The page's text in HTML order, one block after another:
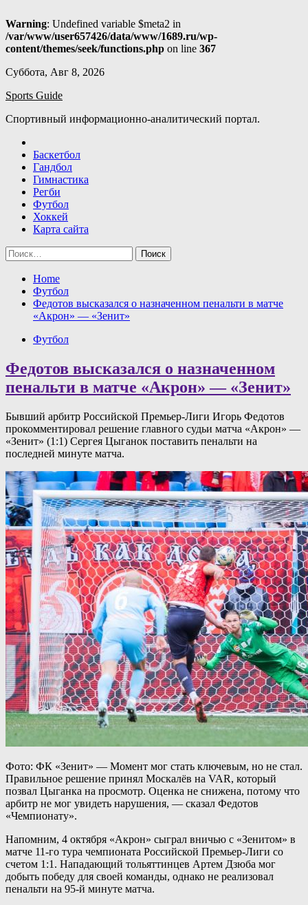
Warning: Undefined variable $meta2 in
/var/www/user657426/data/www/1689.ru/wp-
content/themes/seek/functions.php on line 367
Skip
content
Суббота, Авг 8, 2026
Sports Guide
Спортивный информационно-аналитический портал.
Баскетбол
Гандбол
Гимнастика
Регби
Футбол
Хоккей
Карта сайта
Найти:
Home
Футбол
Федотов высказался о назначенном пенальти в матче
«Акрон» — «Зенит»
Футбол
Федотов высказался о назначенном
пенальти в матче «Акрон» — «Зенит»
Бывший арбитр Российской Премьер-Лиги Игорь Федотов
прокомментировал решение главного судьи матча «Акрон» —
«Зенит» (1:1) Сергея Цыганок поставить пенальти на
последней минуте матча.
Фото: ФК «Зенит» — Момент мог стать ключевым, но не стал.
Правильное решение принял Москалёв на VAR, который
позвал Цыганка на просмотр. Оценка не снижена, потому что
арбитр не мог увидеть нарушения, — сказал Федотов
«Чемпионату».
Напомним, 4 октября «Акрон» сыграл вничью с «Зенитом» в
матче 11-го тура чемпионата Российской Премьер-Лиги со
счетом 1:1. Нападающий тольяттинцев Артем Дзюба мог
добыть победу для своей команды, однако не реализовал
пенальти на 95-й минуте матча.